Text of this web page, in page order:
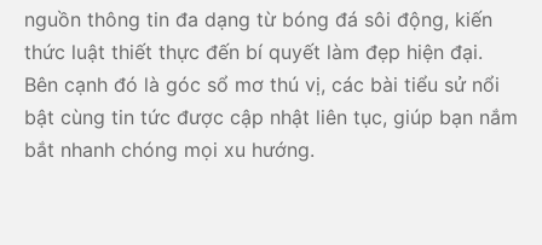
nguồn thông tin đa dạng từ bóng đá sôi động, kiến
thức luật thiết thực đến bí quyết làm đẹp hiện đại.
Bên cạnh đó là góc sổ mơ thú vị, các bài tiểu sử nổi
bật cùng tin tức được cập nhật liên tục, giúp bạn nắm
bắt nhanh chóng mọi xu hướng.